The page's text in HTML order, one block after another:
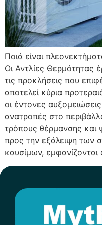
Ποιά είναι
Οι Αντλίες Θερμότητας
τις προκλήσεις που
αποτελεί κύρια
οι έντονες
ανατροπές στο
τρόπους θέρμανσης και
προς την εξάλειψη των
καυσίμων, εμφανίζονται